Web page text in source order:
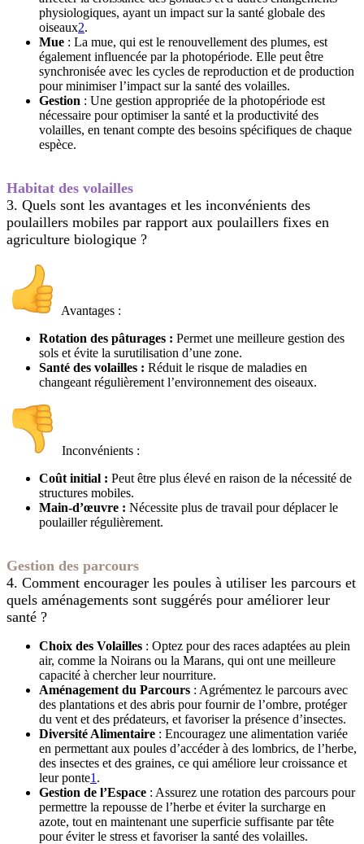
physiologiques, ayant un impact sur la santé globale des
oiseaux2.
Mue : La mue, qui est le renouvellement des plumes, est
également influencée par la photopériode. Elle peut être
synchronisée avec les cycles de reproduction et de production
pour minimiser l’impact sur la santé des volailles.
Gestion : Une gestion appropriée de la photopériode est
nécessaire pour optimiser la santé et la productivité des
volailles, en tenant compte des besoins spécifiques de chaque
espèce.
Habitat des volailles
3. Quels sont les avantages et les inconvénients des
poulaillers mobiles par rapport aux poulaillers fixes en
agriculture biologique ?
Avantages :
Rotation des pâturages : Permet une meilleure gestion des
sols et évite la surutilisation d’une zone.
Santé des volailles : Réduit le risque de maladies en
changeant régulièrement l’environnement des oiseaux.
Inconvénients :
Coût initial : Peut être plus élevé en raison de la nécessité de
structures mobiles.
Main-d’œuvre : Nécessite plus de travail pour déplacer le
poulailler régulièrement.
Gestion des parcours
4. Comment encourager les poules à utiliser les parcours et
quels aménagements sont suggérés pour améliorer leur
santé ?
Choix des Volailles : Optez pour des races adaptées au plein
air, comme la Noirans ou la Marans, qui ont une meilleure
capacité à chercher leur nourriture.
Aménagement du Parcours : Agrémentez le parcours avec
des plantations et des abris pour fournir de l’ombre, protéger
du vent et des prédateurs, et favoriser la présence d’insectes.
Diversité Alimentaire : Encouragez une alimentation variée
en permettant aux poules d’accéder à des lombrics, de l’herbe,
des insectes et des graines, ce qui améliore leur croissance et
leur ponte1 .
Gestion de l’Espace : Assurez une rotation des parcours pour
permettre la repousse de l’herbe et éviter la surcharge en
azote, tout en maintenant une superficie suffisante par tête
pour éviter le stress et favoriser la santé des volailles.